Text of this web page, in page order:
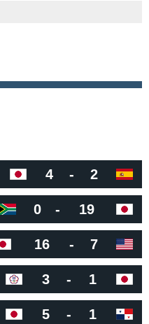
4 - 2
0 - 19
16 - 7
3 - 1
5 - 1